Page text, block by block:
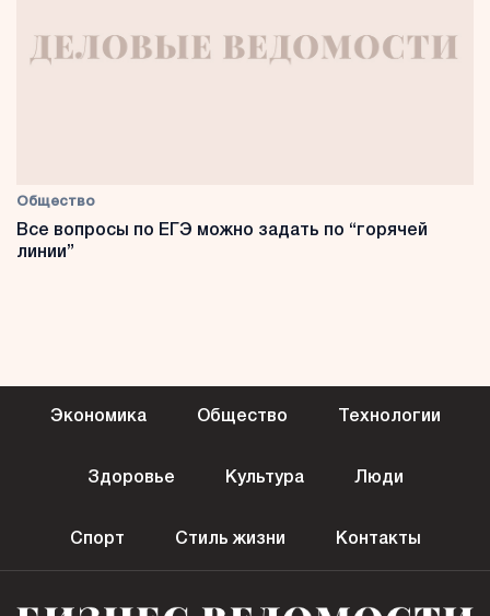
Общество
Все вопросы по ЕГЭ можно задать по “горячей
линии”
Экономика Общество Технологии
Здоровье Культура Люди
Спорт Стиль жизни Контакты